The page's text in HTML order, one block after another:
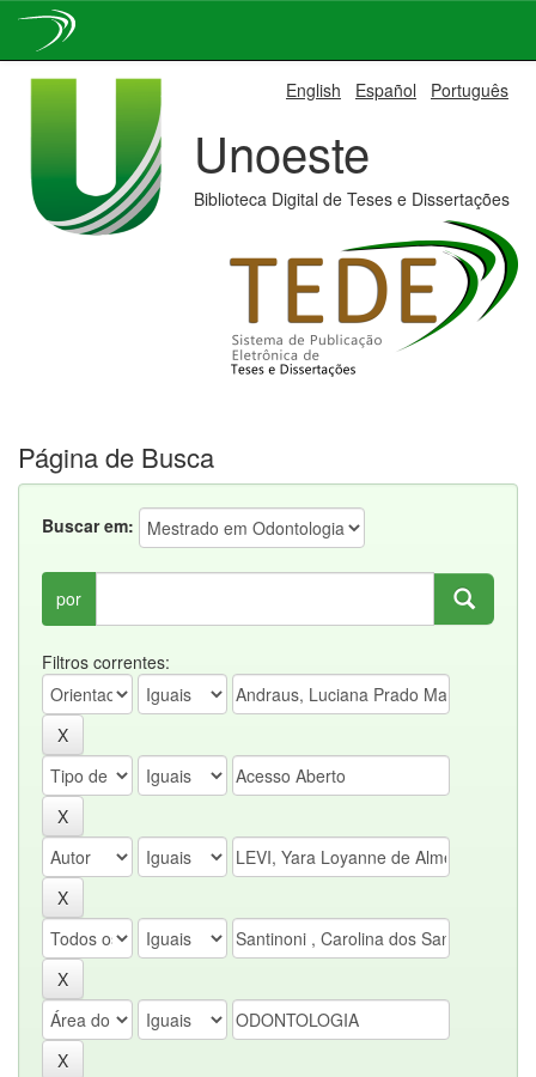
English Español Português
Unoeste
Biblioteca Digital de Teses e Dissertações
Página de Busca
Buscar em:
por
Filtros correntes: